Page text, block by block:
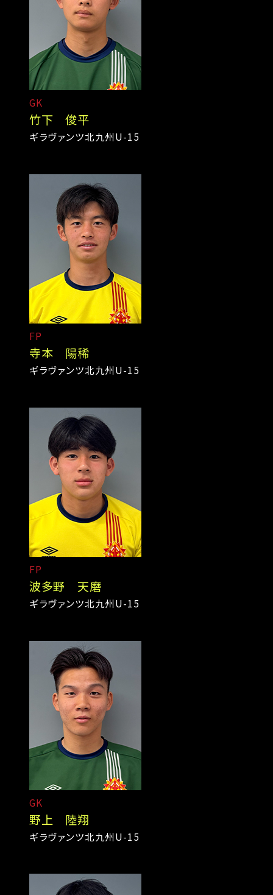
GK
竹下 俊平
ギラヴァンツ北九州U-15
FP
寺本 陽稀
ギラヴァンツ北九州U-15
FP
波多野 天磨
ギラヴァンツ北九州U-15
GK
野上 陸翔
ギラヴァンツ北九州U-15